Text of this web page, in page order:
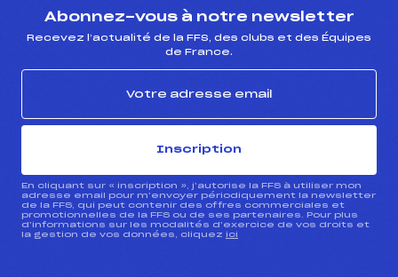
Abonnez-vous à notre newsletter
Recevez l’actualité de la FFS, des clubs et des Équipes
de France.
Inscription
En cliquant sur « inscription », j’autorise la FFS à utiliser mon
adresse email pour m’envoyer périodiquement la newsletter
de la FFS, qui peut contenir des offres commerciales et
promotionnelles de la FFS ou de ses partenaires. Pour plus
d’informations sur les modalités d’exercice de vos droits et
la gestion de vos données, cliquez ici